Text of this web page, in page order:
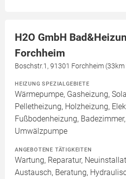
H2O GmbH
Forchheim
Boschstr.1, 91301 Forchheim
HEIZUNG SPEZIALGEBIETE
Wärmepumpe, Gasheizung,
Pelletheizung, Holzheizung,
Fußbodenheizung,
Umwälzpumpe
ANGEBOTENE TÄTIGKEITEN
Wartung, Reparatur,
Austausch, Beratung,